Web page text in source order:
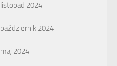
listopad 2024
październik 2024
maj 2024